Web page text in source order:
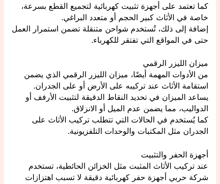
كما تعتمد على أجهزة تثبيت كهربائية لتجميع القطع بسرعة،
خاصة في الأثاث كبير الحجم أو متعدد البراغي.
إضافة إلى ذلك، تُستخدم شواحن متنقلة تضمن استمرار العمل
حتى في المواقع التي تفتقر للكهرباء.
ميزان الليزر الرقمي
من الأدوات المهمة أيضًا، ميزان الليزر الرقمي الذي يضمن
استقامة الأثاث عند تركيبه على الأرض أو على الجدران.
يساعد الميزان في تحديد النقاط الدقيقة لتثبيت الأرفف أو
الدواليب، مما يضمن عدم الميل أو الانزلاق.
كما يُستخدم في الحالات التي تتطلب تركيب الأثاث على
الجدران مثل المكتبات والوحدات التلفزيونية.
أجهزة الحفر والتثبيت
عند تركيب الأثاث المثبت مثل الخزائن الحائطية، تستخدم
شركة حربي أجهزة حفر كهربائية دقيقة لا تسبب اهتزازات